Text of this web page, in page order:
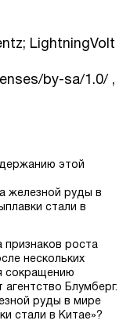
LightningVolt
by-sa/1.0/ ,
этой
железной руды в
стали в
признаков роста
нескольких
сокращению
Блумберг.
руды в мире
стали в Китае»?